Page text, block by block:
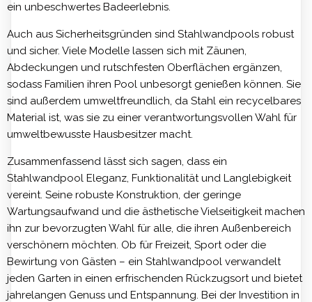
ein unbeschwertes Badeerlebnis.
Auch aus Sicherheitsgründen sind Stahlwandpools robust
und sicher. Viele Modelle lassen sich mit Zäunen,
Abdeckungen und rutschfesten Oberflächen ergänzen,
sodass Familien ihren Pool unbesorgt genießen können. Sie
sind außerdem umweltfreundlich, da Stahl ein recycelbares
Material ist, was sie zu einer verantwortungsvollen Wahl für
umweltbewusste Hausbesitzer macht.
Zusammenfassend lässt sich sagen, dass ein
Stahlwandpool Eleganz, Funktionalität und Langlebigkeit
vereint. Seine robuste Konstruktion, der geringe
Wartungsaufwand und die ästhetische Vielseitigkeit machen
ihn zur bevorzugten Wahl für alle, die ihren Außenbereich
verschönern möchten. Ob für Freizeit, Sport oder die
Bewirtung von Gästen – ein Stahlwandpool verwandelt
jeden Garten in einen erfrischenden Rückzugsort und bietet
jahrelangen Genuss und Entspannung. Bei der Investition in